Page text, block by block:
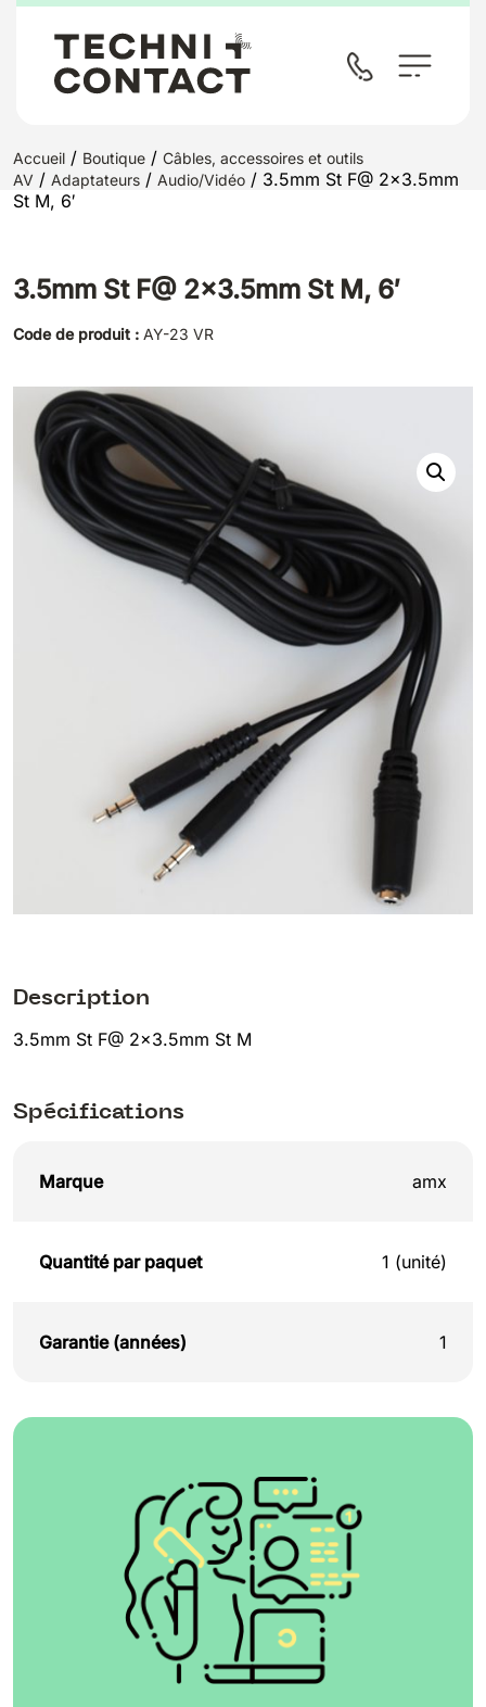
Accueil / Boutique / Câbles, accessoires et outils
AV / Adaptateurs / Audio/Vidéo / 3.5mm St F@ 2×3.5mm
St M, 6′
3.5mm St F@ 2×3.5mm St M, 6′
Code de produit : AY-23 VR
Description
3.5mm St F@ 2×3.5mm St M
Spécifications
Marque amx
Quantité par paquet 1 (unité)
Garantie (années) 1